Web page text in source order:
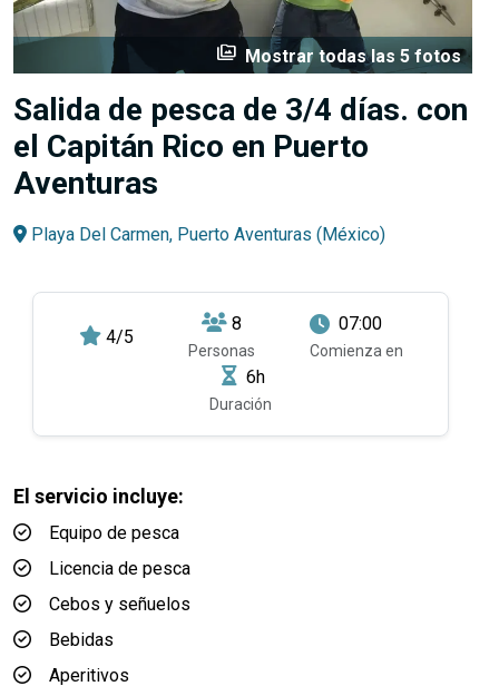
perm_media Mostrar todas las 5 fotos
Salida de pesca de 3/4 días. con
el Capitán Rico en Puerto
Aventuras
Playa Del Carmen, Puerto Aventuras (México)
4/5
8
Personas
07:00
Comienza en
6h
Duración
El servicio incluye:
Equipo de pesca
Licencia de pesca
Cebos y señuelos
Bebidas
Aperitivos